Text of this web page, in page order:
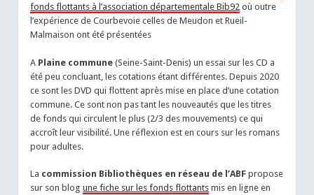
fonds flottants à l’association départementale Bib92 où outre
l’expérience de Courbevoie celles de Meudon et Rueil-
Malmaison ont été présentées
A Plaine commune (Seine-Saint-Denis) un essai sur les CD a
été peu concluant, les cotations étant différentes. Depuis 2020
ce sont les DVD qui flottent après mise en place d’une cotation
commune. Ce sont non pas tant les nouveautés que les titres
de fonds qui circulent le plus (2/3 des mouvements) ce qui
accroît leur visibilité. Une réflexion est en cours sur les romans
pour adultes.
La commission Bibliothèques en réseau de l’ABF propose
sur son blogune fiche sur les fonds flottants mis en ligne en